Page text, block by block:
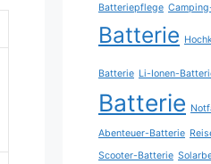
Batteriepflege
Batterie
Batterie Li-Ionen-
Batterie
Abenteuer-Batterie
Scooter-Batterie